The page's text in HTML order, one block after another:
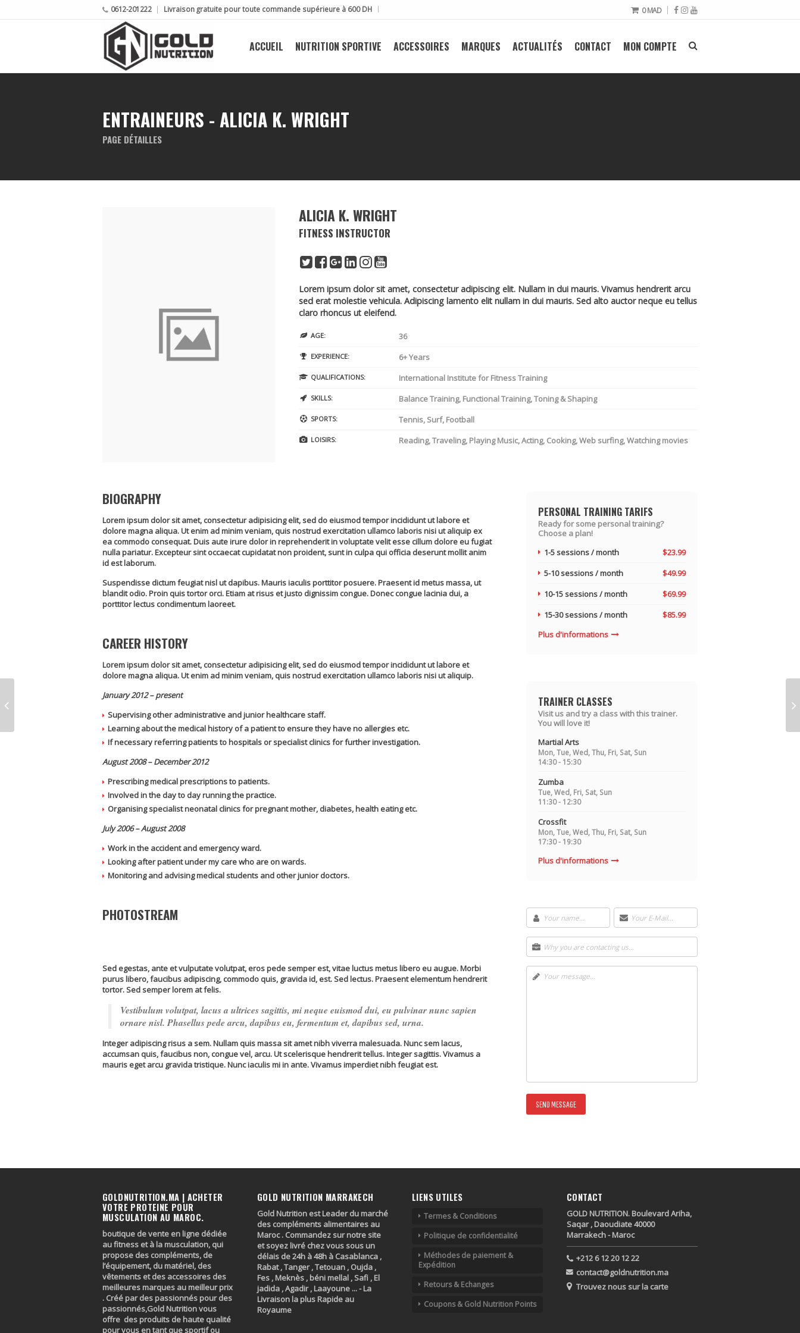
0612-201222 Livraison gratuite pour toute commande supérieure à 600 DH 0MAD
ACCUEIL NUTRITION SPORTIVE ACCESSOIRES MARQUES ACTUALITÉS CONTACT MON COMPTE
ENTRAINEURS - ALICIA K. WRIGHT
PAGE DÉTAILLES
ALICIA K. WRIGHT
FITNESS INSTRUCTOR
Lorem ipsum dolor sit amet, consectetur adipiscing elit. Nullam in dui mauris. Vivamus hendrerit arcu
sed erat molestie vehicula. Adipiscing lamento elit nullam in dui mauris. Sed alto auctor neque eu tellus
claro rhoncus ut eleifend.
AGE: 36
EXPERIENCE: 6+ Years
QUALIFICATIONS: International Institute for Fitness Training
SKILLS: Balance Training, Functional Training, Toning & Shaping
SPORTS: Tennis, Surf, Football
LOISIRS: Reading, Traveling, Playing Music, Acting, Cooking, Web surfing, Watching movies
BIOGRAPHY
Lorem ipsum dolor sit amet, consectetur adipisicing elit, sed do eiusmod tempor incididunt ut labore et
dolore magna aliqua. Ut enim ad minim veniam, quis nostrud exercitation ullamco laboris nisi ut aliquip ex
ea commodo consequat. Duis aute irure dolor in reprehenderit in voluptate velit esse cillum dolore eu fugiat
nulla pariatur. Excepteur sint occaecat cupidatat non proident, sunt in culpa qui officia deserunt mollit anim
id est laborum.
Suspendisse dictum feugiat nisl ut dapibus. Mauris iaculis porttitor posuere. Praesent id metus massa, ut
blandit odio. Proin quis tortor orci. Etiam at risus et justo dignissim congue. Donec congue lacinia dui, a
porttitor lectus condimentum laoreet.
CAREER HISTORY
Lorem ipsum dolor sit amet, consectetur adipisicing elit, sed do eiusmod tempor incididunt ut labore et
dolore magna aliqua. Ut enim ad minim veniam, quis nostrud exercitation ullamco laboris nisi ut aliquip.
January 2012 – present
Supervising other administrative and junior healthcare staff.
Learning about the medical history of a patient to ensure they have no allergies etc.
If necessary referring patients to hospitals or specialist clinics for further investigation.
August 2008 – December 2012
Prescribing medical prescriptions to patients.
Involved in the day to day running the practice.
Organising specialist neonatal clinics for pregnant mother, diabetes, health eating etc.
July 2006 – August 2008
Work in the accident and emergency ward.
Looking after patient under my care who are on wards.
Monitoring and advising medical students and other junior doctors.
PHOTOSTREAM
Sed egestas, ante et vulputate volutpat, eros pede semper est, vitae luctus metus libero eu augue. Morbi
purus libero, faucibus adipiscing, commodo quis, gravida id, est. Sed lectus. Praesent elementum hendrerit
tortor. Sed semper lorem at felis.
Vestibulum volutpat, lacus a ultrices sagittis, mi neque euismod dui, eu pulvinar nunc sapien
ornare nisl. Phasellus pede arcu, dapibus eu, fermentum et, dapibus sed, urna.
Integer adipiscing risus a sem. Nullam quis massa sit amet nibh viverra malesuada. Nunc sem lacus,
accumsan quis, faucibus non, congue vel, arcu. Ut scelerisque hendrerit tellus. Integer sagittis. Vivamus a
mauris eget arcu gravida tristique. Nunc iaculis mi in ante. Vivamus imperdiet nibh feugiat est.
PERSONAL TRAINING TARIFS
Ready for some personal training?
Choose a plan!
1-5 sessions / month
$23.99
5-10 sessions / month
$49.99
10-15 sessions / month
$69.99
15-30 sessions / month
$85.99
Plus d'informations
TRAINER CLASSES
Visit us and try a class with this trainer.
You will love it!
Martial Arts
Mon, Tue, Wed, Thu, Fri, Sat, Sun
14:30 - 15:30
Zumba
Tue, Wed, Fri, Sat, Sun
11:30 - 12:30
Crossfit
Mon, Tue, Wed, Thu, Fri, Sat, Sun
17:30 - 19:30
Plus d'informations
GOLDNUTRITION.MA | ACHETER
VOTRE PROTEINE POUR
MUSCULATION AU MAROC.
boutique de vente en ligne dédiée
au fitness et à la musculation, qui
propose des compléments, de
l’équipement, du matériel, des
vêtements et des accessoires des
meilleures marques au meilleur prix
. Créé par des passionnés pour des
passionnés,Gold Nutrition vous
offre des produits de haute qualité
pour vous en tant que sportif ou
GOLD NUTRITION MARRAKECH
Gold Nutrition est Leader du marché
des compléments alimentaires au
Maroc . Commandez sur notre site
et soyez livré chez vous sous un
délais de 24h à 48h à Casablanca ,
Rabat , Tanger , Tetouan , Oujda ,
Fes , Meknès , béni mellal , Safi , El
jadida , Agadir , Laayoune ... - La
Livraison la plus Rapide au
Royaume
LIENS UTILES
Termes & Conditions
Politique de confidentialité
Méthodes de paiement &
Expédition
Retours & Echanges
Coupons & Gold Nutrition Points
CONTACT
GOLD NUTRITION. Boulevard Ariha,
Saqar , Daoudiate 40000
Marrakech - Maroc
+212 6 12 20 12 22
contact@goldnutrition.ma
Trouvez nous sur la carte